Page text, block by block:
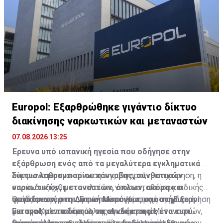
Europol: Εξαρθρώθηκε γιγάντιο δίκτυο
διακίνησης ναρκωτικών και μεταναστών
07.08.2026 13:25
Έρευνα υπό ισπανική ηγεσία που οδήγησε στην
εξάρθρωση ενός από τα μεγαλύτερα εγκληματικά
δίκτυα λαθρεμπορίου κάνναβης, συνθετικών
ναρκωτικών, μεταναστών, όπλων, ακόμη και
φυγόδικων, στη Δυτική Μεσόγειο, υποστήριξε η
Europol, με το δίκτυο να συνδέεται με ένα ευρύ
Σύμφωνα με ανακοίνωση της Europol, η επιχείρηση, η
οποία διεξήχθη στο πλαίσιο νεοσυσταθείσας ειδικής
ομάδας εντός του Ευρωπαϊκού Κέντρου της Europol
για την Καταπολέμηση της Διακίνησης Μεταναστών,
Όπως αναφέρεται, με έντονη συμμετοχή στη διακίνηση
μεταναστών και σε άλλες εγκληματικές